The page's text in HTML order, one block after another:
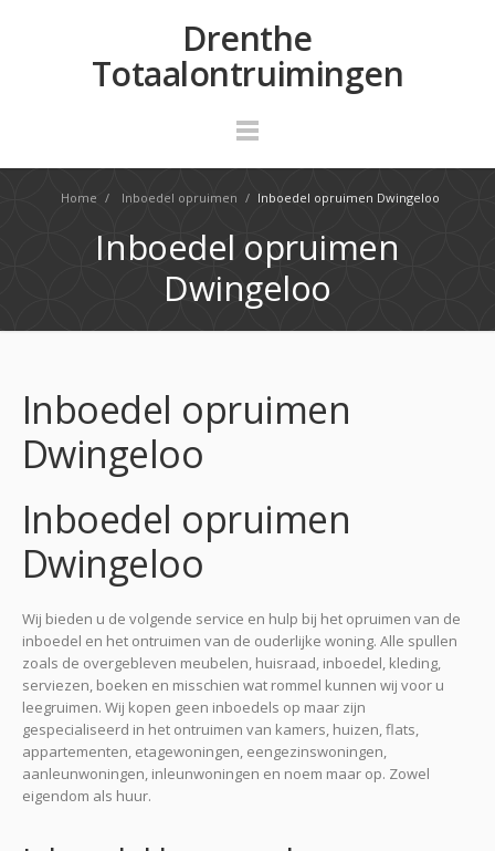
Drenthe
Totaalontruimingen
Home / Inboedel opruimen / Inboedel opruimen Dwingeloo
Inboedel opruimen
Dwingeloo
Inboedel opruimen
Dwingeloo
Inboedel opruimen
Dwingeloo
Wij bieden u de volgende service en hulp bij het opruimen van de
inboedel en het ontruimen van de ouderlijke woning. Alle spullen
zoals de overgebleven meubelen, huisraad, inboedel, kleding,
serviezen, boeken en misschien wat rommel kunnen wij voor u
leegruimen. Wij kopen geen inboedels op maar zijn
gespecialiseerd in het ontruimen van kamers, huizen, flats,
appartementen, etagewoningen, eengezinswoningen,
aanleunwoningen, inleunwoningen en noem maar op. Zowel
eigendom als huur.